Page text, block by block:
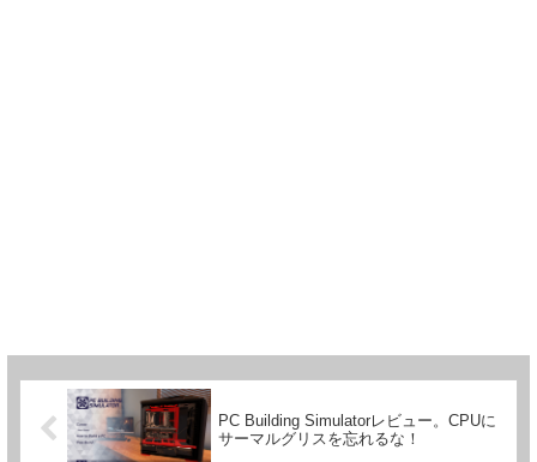
PC Building Simulatorレビュー。CPUに
サーマルグリスを忘れるな！